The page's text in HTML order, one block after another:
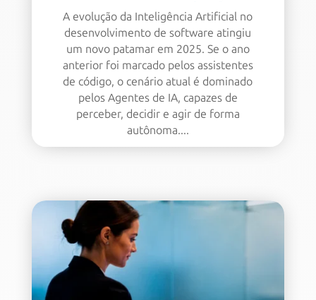
A evolução da Inteligência Artificial no
desenvolvimento de software atingiu
um novo patamar em 2025. Se o ano
anterior foi marcado pelos assistentes
de código, o cenário atual é dominado
pelos Agentes de IA, capazes de
perceber, decidir e agir de forma
autônoma....